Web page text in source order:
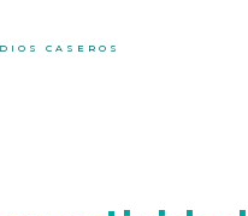
CASEROS